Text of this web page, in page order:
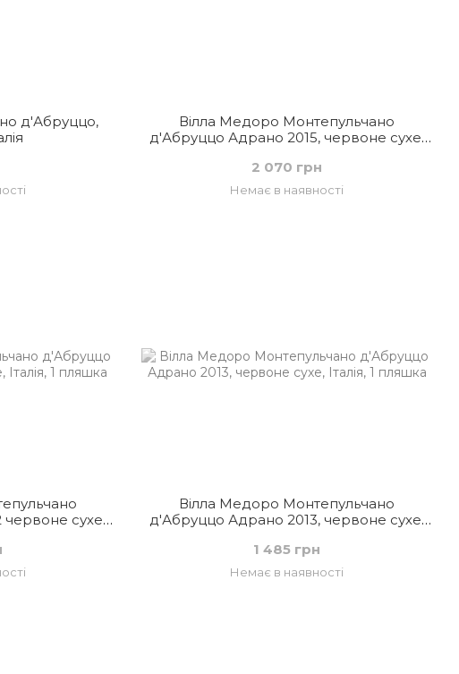
д'Абруццо,
Вілла Медоро Монтепульчано
д'Абруццо Адрано 2015, червоне сухе,
2 070 грн
Немає в наявності
сухе,
Вілла Медоро Монтепульчано
д'Абруццо Адрано 2013, червоне сухе,
1 485 грн
Немає в наявності